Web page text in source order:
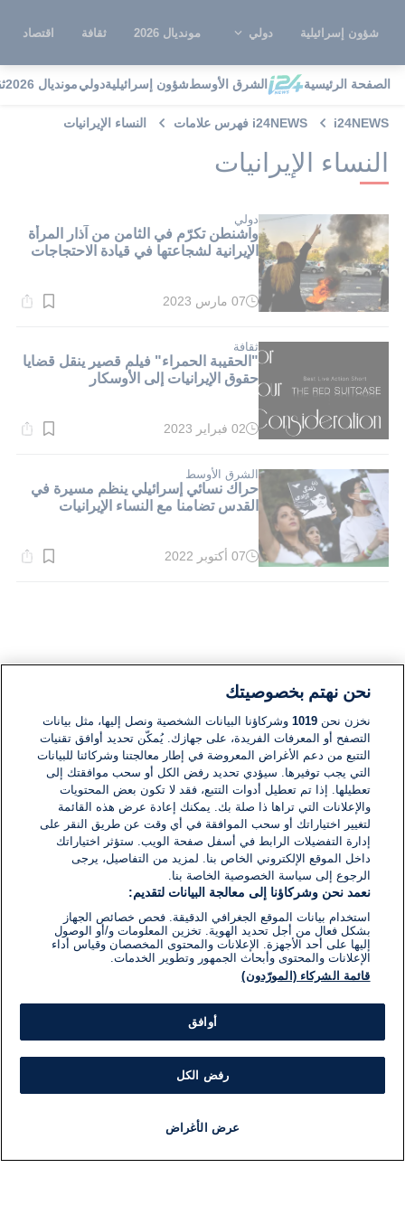
شؤون إسرائيلية دولي مونديال 2026 ثقافة اقتصاد
الصفحة الرئيسية الشرق الأوسطشؤون إسرائيليةدوليمونديال 2026
i24NEWS i24NEWS فهرس علامات النساء الإيرانيات
النساء الإيرانيات
دولي
واشنطن تكرّم في الثامن من آذار المرأة
الإيرانية لشجاعتها في قيادة الاحتجاجات
وقت
دقيقة.
07 مارس 2023
ثقافة
"الحقيبة الحمراء" فيلم قصير ينقل قضايا
حقوق الإيرانيات إلى الأوسكار
وقت
دقيقة.
02 فبراير 2023
الشرق الأوسط
حراك نسائي إسرائيلي ينظم مسيرة في
القدس تضامنا مع النساء الإيرانيات
وقت
07 أكتوبر 2022
نحن نهتم بخصوصيتك
نخزن نحن1019 وشركاؤنا البيانات الشخصية ونصل إليها، مثل بيانات
التصفح أو المعرفات الفريدة، على جهازك. يُمكّن تحديد أوافق تقنيات
التتبع من دعم الأغراض المعروضة في إطار معالجتنا وشركائنا للبيانات
التي يجب توفيرها. سيؤدي تحديد رفض الكل أو سحب موافقتك إلى
تعطيلها. إذا تم تعطيل أدوات التتبع، فقد لا تكون بعض المحتويات
والإعلانات التي تراها ذا صلة بك. يمكنك إعادة عرض هذه القائمة
لتغيير اختياراتك أو سحب الموافقة في أي وقت عن طريق النقر على
إدارة التفضيلات الرابط في أسفل صفحة الويب. ستؤثر اختياراتك
داخل الموقع الإلكتروني الخاص بنا. لمزيد من التفاصيل، يرجى
الرجوع إلى سياسة الخصوصية الخاصة بنا.
نعمد نحن وشركاؤنا إلى معالجة البيانات لتقديم:
استخدام بيانات الموقع الجغرافي الدقيقة. فحص خصائص الجهاز
بشكل فعال من أجل تحديد الهوية. تخزين المعلومات و/أو الوصول
إليها على أحد الأجهزة. الإعلانات والمحتوى المخصصان وقياس أداء
الإعلانات والمحتوى وأبحاث الجمهور وتطوير الخدمات.
قائمة الشركاء (المورّدون)
أوافق
رفض الكل
عرض الأغراض